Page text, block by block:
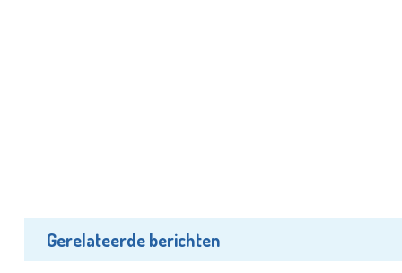
Gerelateerde berichten